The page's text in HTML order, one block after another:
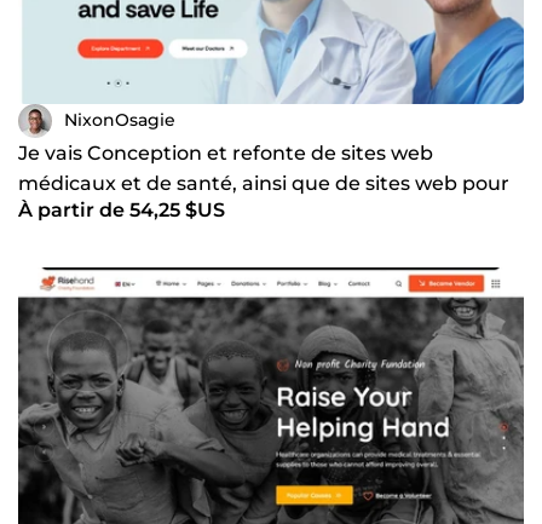
NixonOsagie
Je vais Conception et refonte de sites web
médicaux et de santé, ainsi que de sites web pour
cliniques et mé
À partir de 54,25 $US